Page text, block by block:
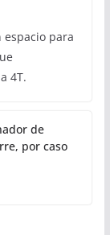
para
4T.
de
por caso